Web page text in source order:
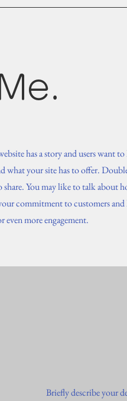
has a story and users want
what your site has to offer.
You may like to talk about
commitment to customers
even more engagement.
Briefly describe your